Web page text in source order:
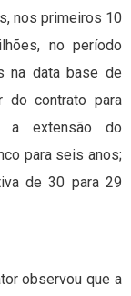
nos primeiros 10
no período
na data base de
do contrato para
a extensão do
para seis anos;
de 30 para 29
observou que a